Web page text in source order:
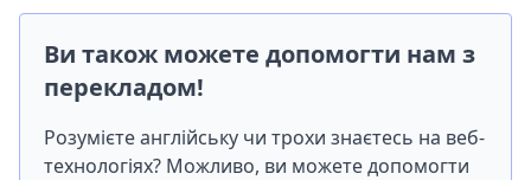
Ви також можете допомогти нам з
перекладом!
Розумієте англійську чи трохи знаєтесь на веб-
технологіях? Можливо, ви можете допомогти